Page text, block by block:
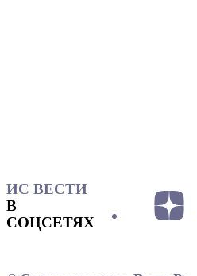
ИС ВЕСТИ
В
СОЦСЕТЯХ